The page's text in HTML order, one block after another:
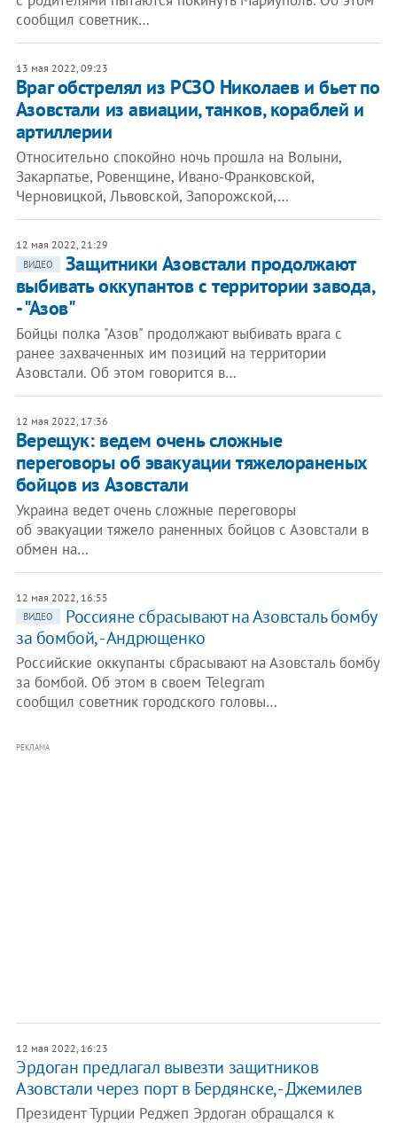
сообщил советник…
13 мая 2022, 09:23
Враг обстрелял из РСЗО Николаев и бьет по
Азовстали из авиации, танков, кораблей и
артиллерии
Относительно спокойно ночь прошла на Волыни,
Закарпатье, Ровенщине, Ивано-Франковской,
Черновицкой, Львовской, Запорожской,…
12 мая 2022, 21:29
ВИДЕО
Защитники Азовстали продолжают
выбивать оккупантов с территории завода,
- "Азов"
Бойцы полка "Азов" продолжают выбивать врага с
ранее захваченных им позиций на территории
Азовстали. Об этом говорится в…
12 мая 2022, 17:36
Верещук: ведем очень сложные
переговоры об эвакуации тяжелораненых
бойцов из Азовстали
Украина ведет очень сложные переговоры
об эвакуации тяжело раненных бойцов с Азовстали в
обмен на…
12 мая 2022, 16:55
ВИДЕО
Россияне сбрасывают на Азовсталь бомбу
за бомбой, - Андрющенко
Российские оккупанты сбрасывают на Азовсталь бомбу
за бомбой. Об этом в своем Telegram
сообщил советник городского головы…
РЕКЛАМА
12 мая 2022, 16:23
Эрдоган предлагал вывезти защитников
Азовстали через порт в Бердянске, - Джемилев
Президент Турции Реджеп Эрдоган обращался к